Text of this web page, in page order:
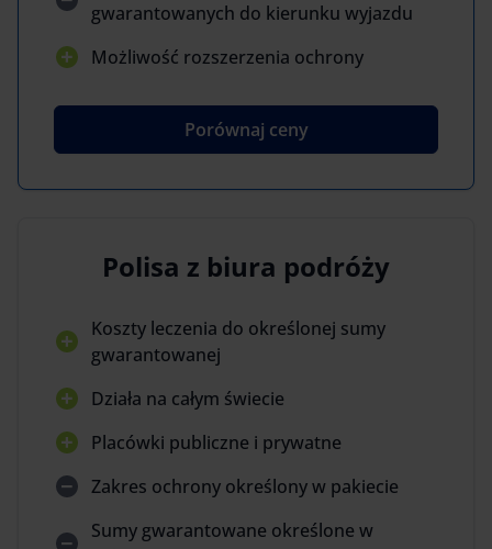
gwarantowanych do kierunku wyjazdu
Możliwość rozszerzenia ochrony
Porównaj ceny
Polisa z biura podróży
Koszty leczenia do określonej sumy
gwarantowanej
Działa na całym świecie
Placówki publiczne i prywatne
Zakres ochrony określony w pakiecie
Sumy gwarantowane określone w